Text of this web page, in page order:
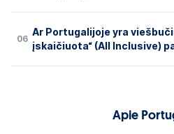
06
Ar Portugalijoje yra
įskaičiuota“ (All Inclusive)
Apie